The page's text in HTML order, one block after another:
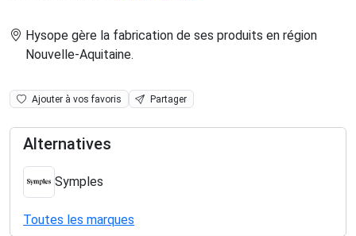
Hysope gère la fabrication de ses produits en région
Nouvelle-Aquitaine.
Ajouter à vos favoris Partager
Alternatives
Symples
Toutes les marques